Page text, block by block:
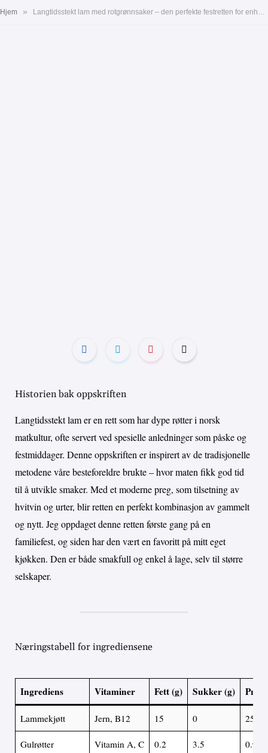
Hjem »
Historien bak oppskriften
Langtidsstekt lam er en rett som har dype røtter i norsk
matkultur, ofte servert ved spesielle anledninger som påske og
festmiddager. Denne oppskriften er inspirert av de tradisjonelle
metodene våre besteforeldre brukte – hvor maten fikk god tid
til å utvikle smaker. Med et moderne preg, som tilsetning av
hvitvin og urter, blir retten en perfekt kombinasjon av gammelt
og nytt. Jeg oppdaget denne retten første gang på en
familiefest, og siden har den vært en favoritt på mitt eget
kjøkken. Den er både smakfull og enkel å lage, selv til større
selskaper.
Næringstabell for ingrediensene
Ingrediens Vitaminer Fett (g) Sukker (g)
Lammekjøtt Jern, B12 15 0 25
Gulrøtter Vitamin A, C 0.2 3.5 0.9